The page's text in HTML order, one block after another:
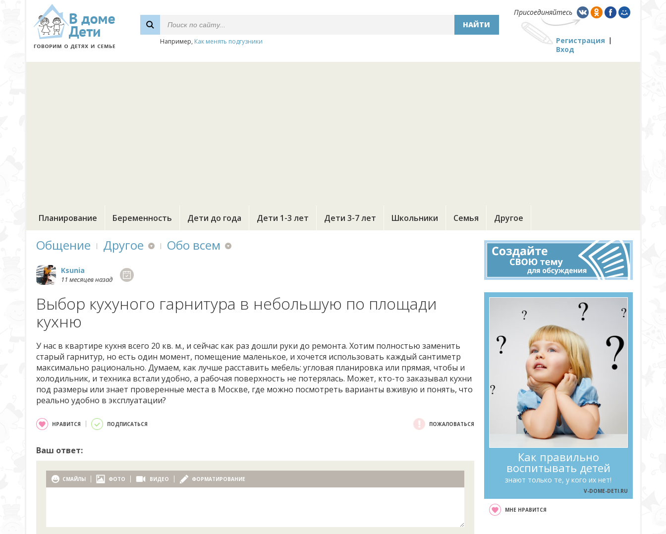
НАЙТИ
Например, Как менять подгузники
Присоединяйтесь
Регистрация
Вход
Планирование Беременность Дети до года Дети 1-3 лет Дети 3-7 лет Школьники Семья Другое
Общение Другое Обо всем
Ksunia
11 месяцев назад
Выбор кухуного гарнитура в небольшую по площади
кухню
У нас в квартире кухня всего 20 кв. м., и сейчас как раз дошли руки до ремонта. Хотим полностью заменить
старый гарнитур, но есть один момент, помещение маленькое, и хочется использовать каждый сантиметр
максимально рационально. Думаем, как лучше расставить мебель: угловая планировка или прямая, чтобы и
холодильник, и техника встали удобно, а рабочая поверхность не потерялась. Может, кто-то заказывал кухни
под размеры или знает проверенные места в Москве, где можно посмотреть варианты вживую и понять, что
реально удобно в эксплуатации?
НРАВИТСЯ ПОДПИСАТЬСЯ ПОЖАЛОВАТЬСЯ
Ваш ответ:
СМАЙЛЫ ФОТО ВИДЕО ФОРМАТИРОВАНИЕ
Как правильно
воспитывать детей
знают только те, у кого их нет!
V-DOME-DETI.RU
МНЕ НРАВИТСЯ